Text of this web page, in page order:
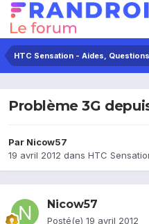
HTC Sensation - Aides,
Problème 3G
Par Nicow57
19 avril 2012 dans HTC
Nicow57
Posté(e) 19 avril 2012